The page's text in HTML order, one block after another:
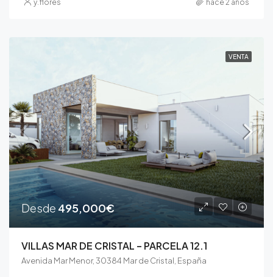
y.flores hace 2 años
VENTA
Desde 495,000€
VILLAS MAR DE CRISTAL – PARCELA 12.1
Avenida Mar Menor, 30384 Mar de Cristal, España